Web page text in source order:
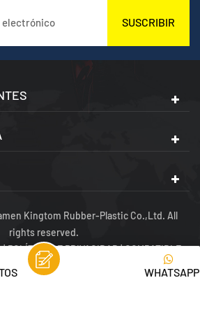
SUSCRIBIR
Kingtom Rubber-Plastic Co.,Ltd. All
rights reserved.
|POLÍTICA DE PRIVACIDAD|COMPATIBLE
CON RED IPV6
WHATSAPP